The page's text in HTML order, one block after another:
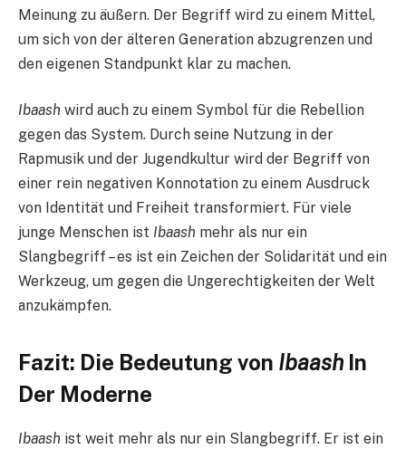
Meinung zu äußern. Der Begriff wird zu einem Mittel,
um sich von der älteren Generation abzugrenzen und
den eigenen Standpunkt klar zu machen.
Ibaash wird auch zu einem Symbol für die Rebellion
gegen das System. Durch seine Nutzung in der
Rapmusik und der Jugendkultur wird der Begriff von
einer rein negativen Konnotation zu einem Ausdruck
von Identität und Freiheit transformiert. Für viele
junge Menschen ist Ibaash mehr als nur ein
Slangbegriff – es ist ein Zeichen der Solidarität und ein
Werkzeug, um gegen die Ungerechtigkeiten der Welt
anzukämpfen.
Fazit: Die Bedeutung von IbaashIn
Der Moderne
Ibaash ist weit mehr als nur ein Slangbegriff. Er ist ein